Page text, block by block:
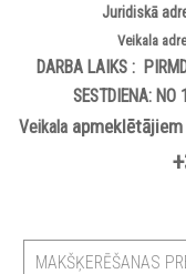
Juridiskā
Veikala
DARBA LAIKS :
SESTDIENA:
Veikala apmeklētājiem
MAKŠĶERĒŠANAS